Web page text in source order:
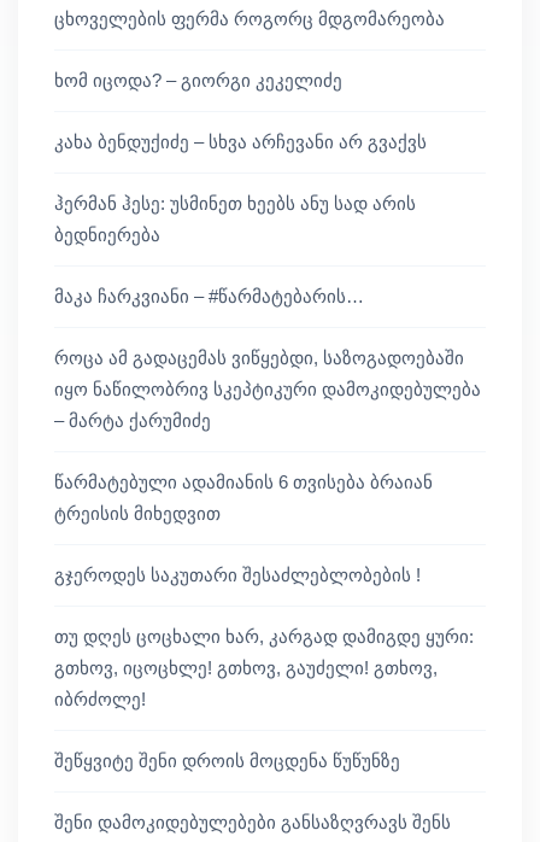
ცხოველების ფერმა როგორც მდგომარეობა
ხომ იცოდა? – გიორგი კეკელიძე
კახა ბენდუქიძე – სხვა არჩევანი არ გვაქვს
ჰერმან ჰესე: უსმინეთ ხეებს ანუ სად არის
ბედნიერება
მაკა ჩარკვიანი – #წარმატებარის…
როცა ამ გადაცემას ვიწყებდი, საზოგადოებაში
იყო ნაწილობრივ სკეპტიკური დამოკიდებულება
– მარტა ქარუმიძე
წარმატებული ადამიანის 6 თვისება ბრაიან
ტრეისის მიხედვით
გჯეროდეს საკუთარი შესაძლებლობების !
თუ დღეს ცოცხალი ხარ, კარგად დამიგდე ყური:
გთხოვ, იცოცხლე! გთხოვ, გაუძელი! გთხოვ,
იბრძოლე!
შეწყვიტე შენი დროის მოცდენა წუწუნზე
შენი დამოკიდებულებები განსაზღვრავს შენს